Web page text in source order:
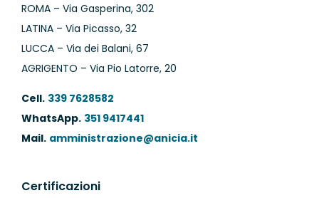
ROMA – Via Gasperina, 302
LATINA – Via Picasso, 32
LUCCA – Via dei Balani, 67
AGRIGENTO – Via Pio Latorre, 20
Cell. 339 7628582
WhatsApp. 351 9417441
Mail. amministrazione@anicia.it
Certificazioni